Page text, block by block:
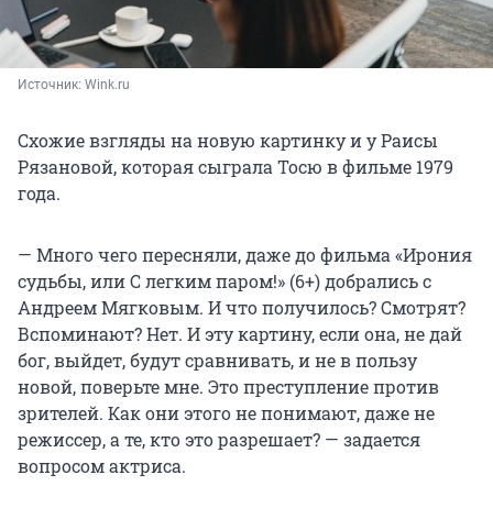
Источник: Wink.ru
Схожие взгляды на новую картинку и у Раисы
Рязановой, которая сыграла Тосю в фильме 1979
года.
— Много чего пересняли, даже до фильма «Ирония
судьбы, или С легким паром!» (6+) добрались с
Андреем Мягковым. И что получилось? Смотрят?
Вспоминают? Нет. И эту картину, если она, не дай
бог, выйдет, будут сравнивать, и не в пользу
новой, поверьте мне. Это преступление против
зрителей. Как они этого не понимают, даже не
режиссер, а те, кто это разрешает? — задается
вопросом актриса.